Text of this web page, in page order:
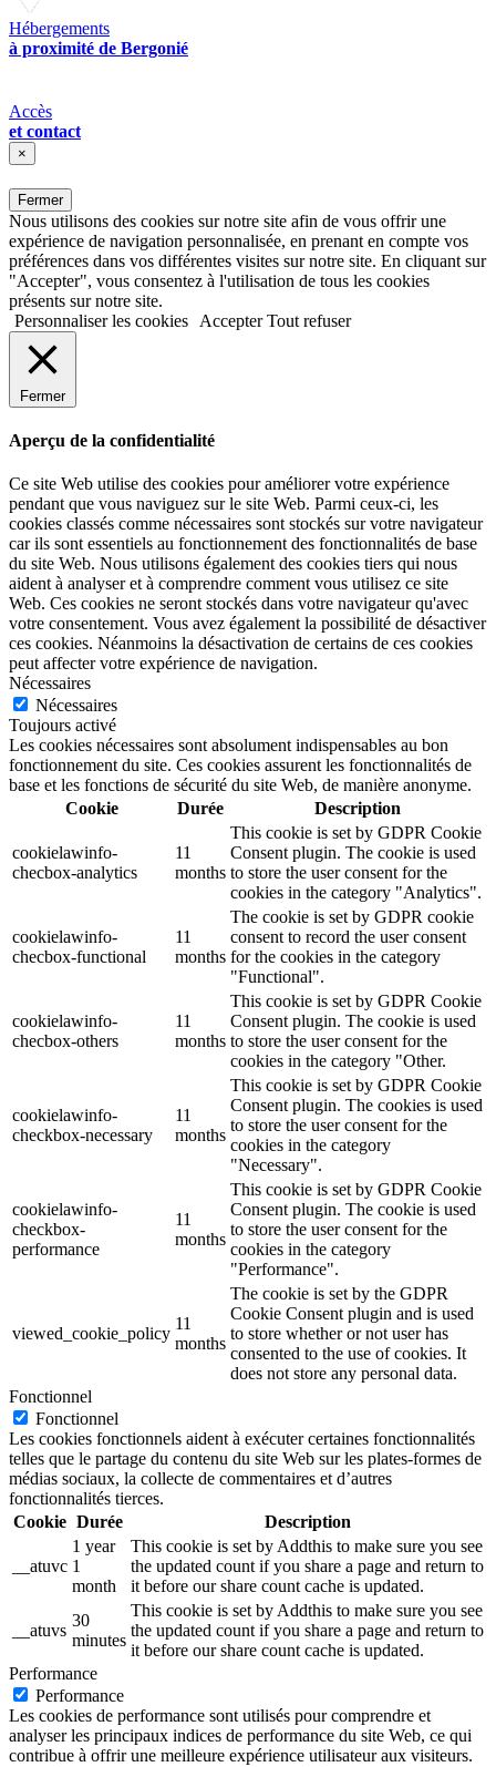
Hébergements
à proximité de Bergonié
Accès
et contact
×
Fermer
Nous utilisons des cookies sur notre site afin de vous offrir une
expérience de navigation personnalisée, en prenant en compte vos
préférences dans vos différentes visites sur notre site. En cliquant sur
"Accepter", vous consentez à l'utilisation de tous les cookies
présents sur notre site.
Personnaliser les cookies
Accepter Tout refuser
Fermer
Aperçu de la confidentialité
Ce site Web utilise des cookies pour améliorer votre expérience
pendant que vous naviguez sur le site Web. Parmi ceux-ci, les
cookies classés comme nécessaires sont stockés sur votre navigateur
car ils sont essentiels au fonctionnement des fonctionnalités de base
du site Web. Nous utilisons également des cookies tiers qui nous
aident à analyser et à comprendre comment vous utilisez ce site
Web. Ces cookies ne seront stockés dans votre navigateur qu'avec
votre consentement. Vous avez également la possibilité de désactiver
ces cookies. Néanmoins la désactivation de certains de ces cookies
peut affecter votre expérience de navigation.
Nécessaires
Nécessaires
Toujours activé
Les cookies nécessaires sont absolument indispensables au bon
fonctionnement du site. Ces cookies assurent les fonctionnalités de
base et les fonctions de sécurité du site Web, de manière anonyme.
Cookie
Durée Description
cookielawinfo-
checbox-analytics
11
months
This cookie is set by GDPR Cookie
Consent plugin. The cookie is used
to store the user consent for the
cookies in the category "Analytics".
cookielawinfo-
checbox-functional
11
months
The cookie is set by GDPR cookie
consent to record the user consent
for the cookies in the category
"Functional".
cookielawinfo-
checbox-others
11
months
This cookie is set by GDPR Cookie
Consent plugin. The cookie is used
to store the user consent for the
cookies in the category "Other.
cookielawinfo-
checkbox-necessary
11
months
This cookie is set by GDPR Cookie
Consent plugin. The cookies is used
to store the user consent for the
cookies in the category
"Necessary".
cookielawinfo-
checkbox-
performance
11
months
This cookie is set by GDPR Cookie
Consent plugin. The cookie is used
to store the user consent for the
cookies in the category
"Performance".
viewed_cookie_policy
11
months
The cookie is set by the GDPR
Cookie Consent plugin and is used
to store whether or not user has
consented to the use of cookies. It
does not store any personal data.
Fonctionnel
Fonctionnel
Les cookies fonctionnels aident à exécuter certaines fonctionnalités
telles que le partage du contenu du site Web sur les plates-formes de
médias sociaux, la collecte de commentaires et d’autres
fonctionnalités tierces.
Cookie Durée Description
__atuvc
1 year
1
month
This cookie is set by Addthis to make sure you see
the updated count if you share a page and return to
it before our share count cache is updated.
__atuvs
30
minutes
This cookie is set by Addthis to make sure you see
the updated count if you share a page and return to
it before our share count cache is updated.
Performance
Performance
Les cookies de performance sont utilisés pour comprendre et
analyser les principaux indices de performance du site Web, ce qui
contribue à offrir une meilleure expérience utilisateur aux visiteurs.